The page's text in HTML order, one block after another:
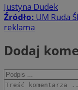
Justyna Dudek
Źródło: UM Ruda
reklama
Dodaj